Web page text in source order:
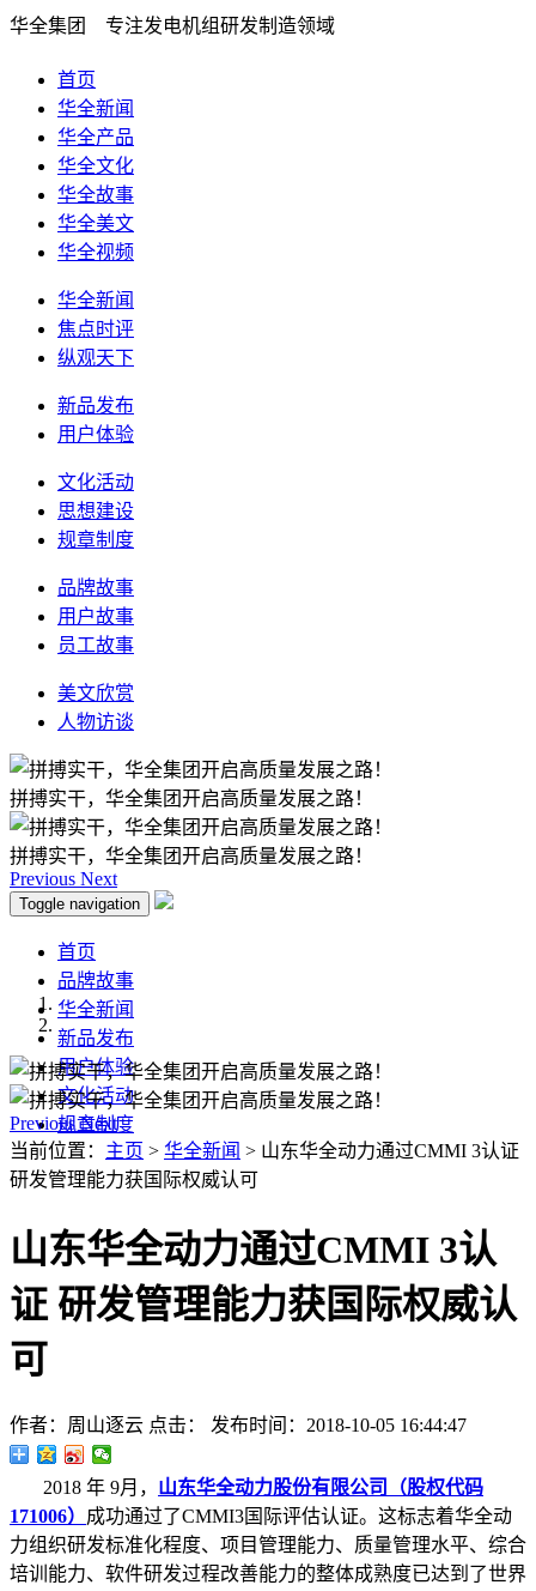
华全集团 专注发电机组研发制造领域
首页
华全新闻
华全产品
华全文化
华全故事
华全美文
华全视频
华全新闻
焦点时评
纵观天下
新品发布
用户体验
文化活动
思想建设
规章制度
品牌故事
用户故事
员工故事
美文欣赏
人物访谈
拼搏实干，华全集团开启高质量发展之路！
拼搏实干，华全集团开启高质量发展之路！
Previous Next
Toggle navigation
首页
品牌故事
华全新闻
新品发布
用户体验
文化活动
规章制度
Previous Next
当前位置： 主页 > 华全新闻 > 山东华全动力通过CMMI 3认证
研发管理能力获国际权威认可
山东华全动力通过CMMI 3认
证 研发管理能力获国际权威认
可
作者：周山逐云 点击： 发布时间：2018-10-05 16:44:47
2018 年 9月， 山东华全动力股份有限公司（股权代码
171006） 成功通过了CMMI3国际评估认证。这标志着华全动
力组织研发标准化程度、项目管理能力、质量管理水平、综合
培训能力、软件研发过程改善能力的整体成熟度已达到了世界